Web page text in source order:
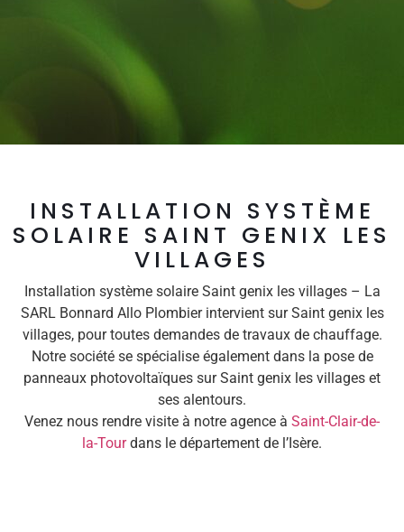
INSTALLATION SYSTÈME
SOLAIRE SAINT GENIX LES
VILLAGES
Installation système solaire Saint genix les villages – La
SARL Bonnard Allo Plombier intervient sur Saint genix les
villages, pour toutes demandes de travaux de chauffage.
Notre société se spécialise également dans la pose de
panneaux photovoltaïques sur Saint genix les villages et
ses alentours.
Venez nous rendre visite à notre agence à Saint-Clair-de-
la-Tourdans le département de l’Isère.